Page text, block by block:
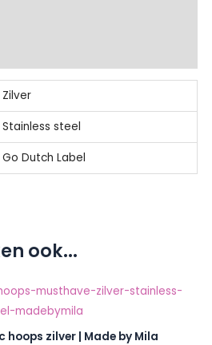
Zilver
Stainless steel
Go Dutch Label
ook...
hoops zilver | Made by Mila